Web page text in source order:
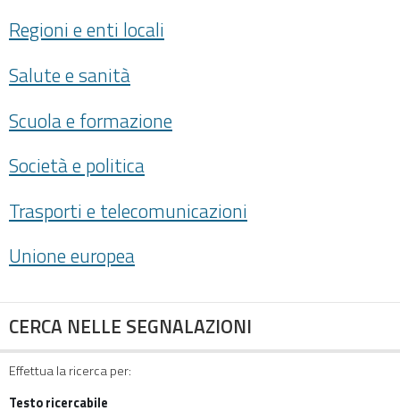
Regioni e enti locali
Salute e sanità
Scuola e formazione
Società e politica
Trasporti e telecomunicazioni
Unione europea
CERCA NELLE SEGNALAZIONI
Effettua la ricerca per:
Testo ricercabile